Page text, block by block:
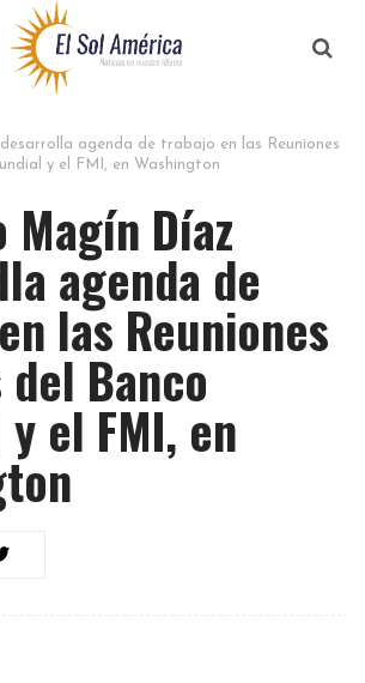
agenda de trabajo en las Reuniones
y el FMI, en Washington
Díaz
agenda de
las Reuniones
Banco
el FMI, en